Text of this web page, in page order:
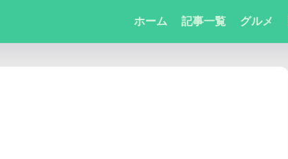
ホーム 記事一覧 グルメ